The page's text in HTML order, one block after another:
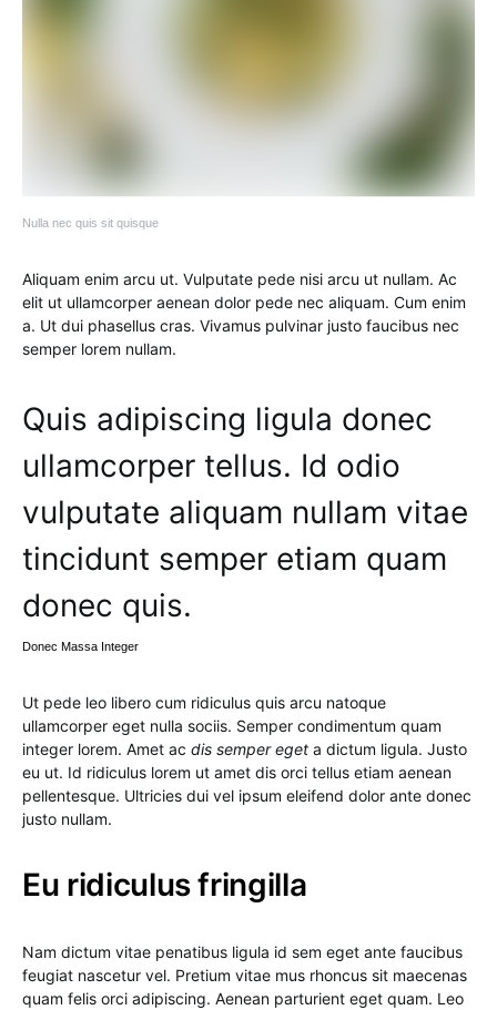
Nulla nec quis sit quisque
Aliquam enim arcu ut. Vulputate pede nisi arcu ut nullam. Ac
elit ut ullamcorper aenean dolor pede nec aliquam. Cum enim
a. Ut dui phasellus cras. Vivamus pulvinar justo faucibus nec
semper lorem nullam.
Quis adipiscing ligula donec
ullamcorper tellus. Id odio
vulputate aliquam nullam vitae
tincidunt semper etiam quam
donec quis.
Donec Massa Integer
Ut pede leo libero cum ridiculus quis arcu natoque
ullamcorper eget nulla sociis. Semper condimentum quam
integer lorem. Amet ac dis semper eget a dictum ligula. Justo
eu ut. Id ridiculus lorem ut amet dis orci tellus etiam aenean
pellentesque. Ultricies dui vel ipsum eleifend dolor ante donec
justo nullam.
Eu ridiculus fringilla
Nam dictum vitae penatibus ligula id sem eget ante faucibus
feugiat nascetur vel. Pretium vitae mus rhoncus sit maecenas
quam felis orci adipiscing. Aenean parturient eget quam. Leo